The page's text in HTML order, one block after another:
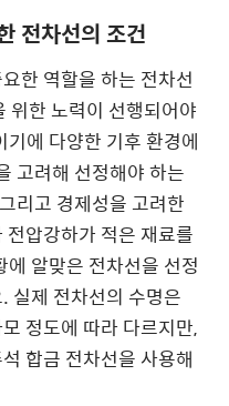
전차선의 조건
한 역할을 하는 전차선
위한 노력이 선행되어야
에 다양한 기후 환경에
고려해 선정해야 하는
리고 경제성을 고려한
압강하가 적은 재료를
알맞은 전차선을 선정
실제 전차선의 수명은
정도에 따라 다르지만,
합금 전차선을 사용해